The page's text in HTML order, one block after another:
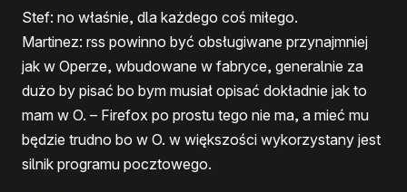
Stef: no właśnie, dla każdego coś miłego.
Martinez: rss powinno być obsługiwane przynajmniej
jak w Operze, wbudowane w fabryce, generalnie za
dużo by pisać bo bym musiał opisać dokładnie jak to
mam w O. – Firefox po prostu tego nie ma, a mieć mu
będzie trudno bo w O. w większości wykorzystany jest
silnik programu pocztowego.